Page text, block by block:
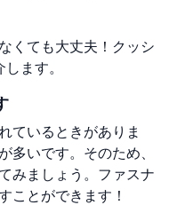
くても大丈夫！クッシ
ます。
ているときがありま
多いです。そのため、
みましょう。ファスナ
ことができます！